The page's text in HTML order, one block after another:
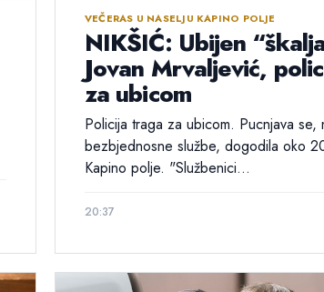
VEČERAS U NASELJU KAPINO POLJE
NIKŠIĆ: Ubijen
Jovan Mrvaljević,
za ubicom
Policija traga za ubicom. Pucnjava se,
bezbjednosne službe, dogodila oko
Kapino polje. "Službenici...
20:37